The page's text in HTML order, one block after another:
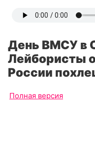
День ВМСУ в
Лейбористы
России
Полная версия